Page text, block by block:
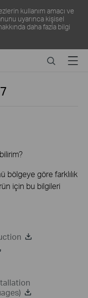
kullanım amacı ve
uyarınca kişisel
daha fazla bilgi
SearchMenu
bölgeye göre farklılık
için bu bilgileri